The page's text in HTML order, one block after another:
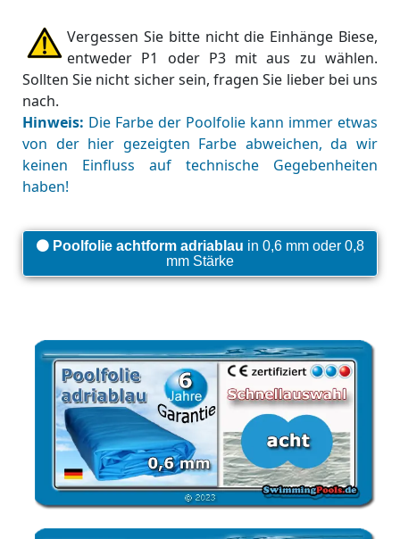
Vergessen Sie bitte nicht die Einhänge Biese,
entweder P1 oder P3 mit aus zu wählen.
Sollten Sie nicht sicher sein, fragen Sie lieber bei uns
nach.
Hinweis: Die Farbe der Poolfolie kann immer etwas
von der hier gezeigten Farbe abweichen, da wir
keinen Einfluss auf technische Gegebenheiten
haben!
Poolfolie achtform adriablau in 0,6 mm oder 0,8
mm Stärke